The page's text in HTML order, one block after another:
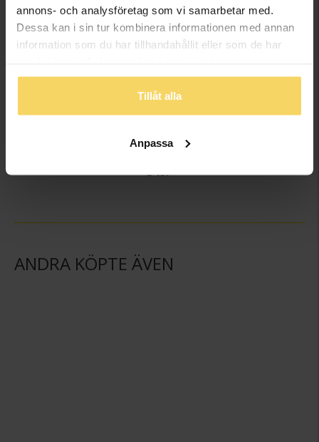
annons- och analysföretag som vi samarbetar med.
Dessa kan i sin tur kombinera informationen med annan
information som du har tillhandahållit eller som de har
Tillåt alla
Anpassa
Vristlänk i äkta silver
GULDFYND
349:-
ANDRA KÖPTE ÄVEN